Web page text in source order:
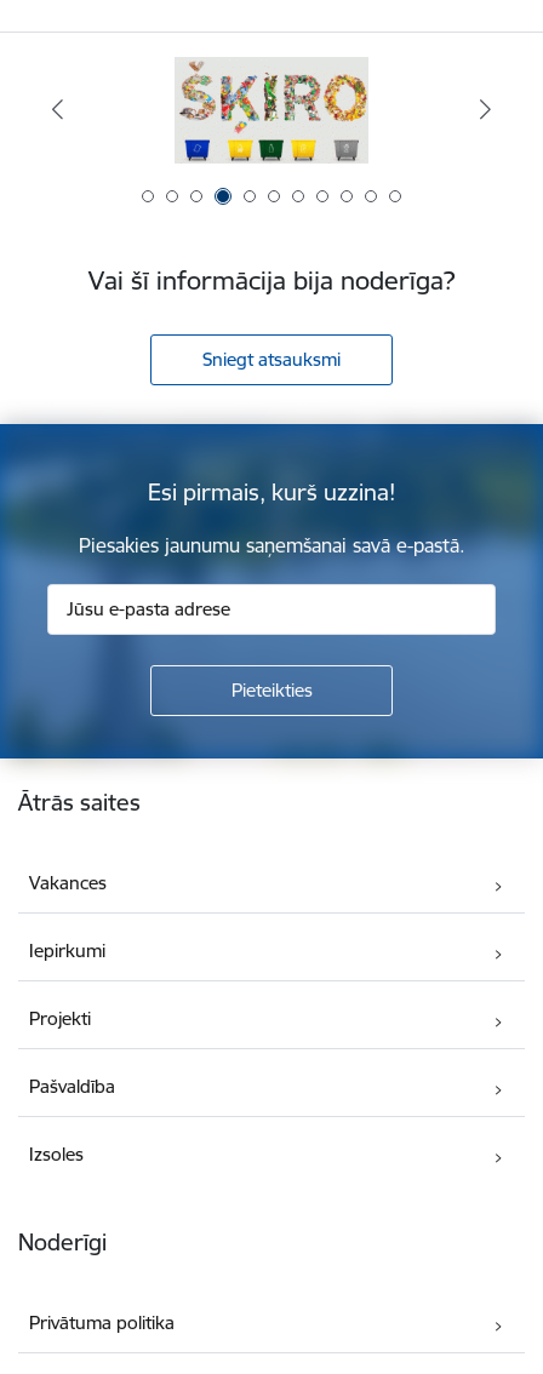
Vai šī informācija bija noderīga?
Sniegt atsauksmi
Esi pirmais, kurš uzzina!
Piesakies jaunumu saņemšanai savā e-pastā.
Kājene
Ātrās saites
Vakances
Iepirkumi
Projekti
Pašvaldība
Izsoles
Noderīgi
Privātuma politika